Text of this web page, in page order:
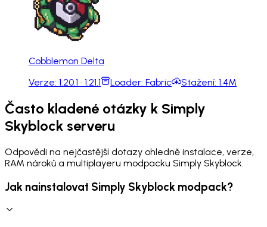
Cobblemon Delta
Verze: 1.20.1 · 1.21.1 Loader: Fabric Stažení: 1.4M
Často kladené otázky k Simply
Skyblock serveru
Odpovědi na nejčastější dotazy ohledně instalace, verze,
RAM nároků a multiplayeru modpacku Simply Skyblock.
Jak nainstalovat Simply Skyblock modpack?